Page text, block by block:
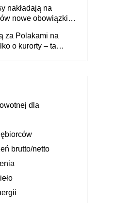
nakładają na
nowe obowiązki w
za Polakami na
o kurorty – ta
dla
brutto/netto